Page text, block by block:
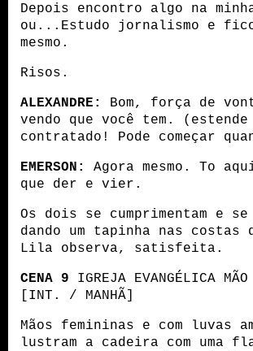
Depois encontro algo na
ou...Estudo jornalismo e
mesmo.
Risos.
ALEXANDRE:
Bom, força de
vendo que você tem. (estende
contratado! Pode começar
EMERSON:
Agora mesmo. To
que der e vier.
Os dois se cumprimentam e se
dando um tapinha nas costas
Lila observa, satisfeita.
CENA 9 IGREJA EVANGÉLICA
[INT. / MANHÃ]
Mãos femininas e com luvas
lustram a cadeira com uma